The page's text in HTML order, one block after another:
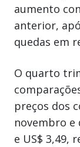
aumento
anterior,
quedas em
O quarto
preços dos
novembro e
e US$ 3,49,